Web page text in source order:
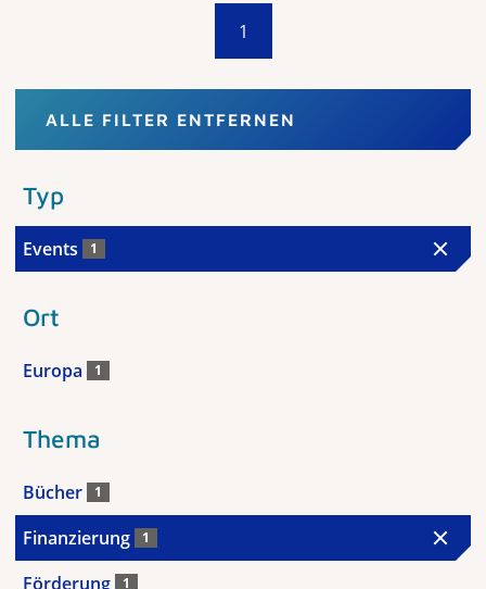
1
ALLE FILTER ENTFERNEN
Typ
Events 1
Ort
Europa 1
Thema
Bücher 1
Finanzierung 1
Förderung 1